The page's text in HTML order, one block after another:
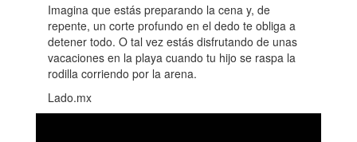
Imagina que estás preparando la cena y, de
repente, un corte profundo en el dedo te obliga a
detener todo. O tal vez estás disfrutando de unas
vacaciones en la playa cuando tu hijo se raspa la
rodilla corriendo por la arena.
Lado.mx